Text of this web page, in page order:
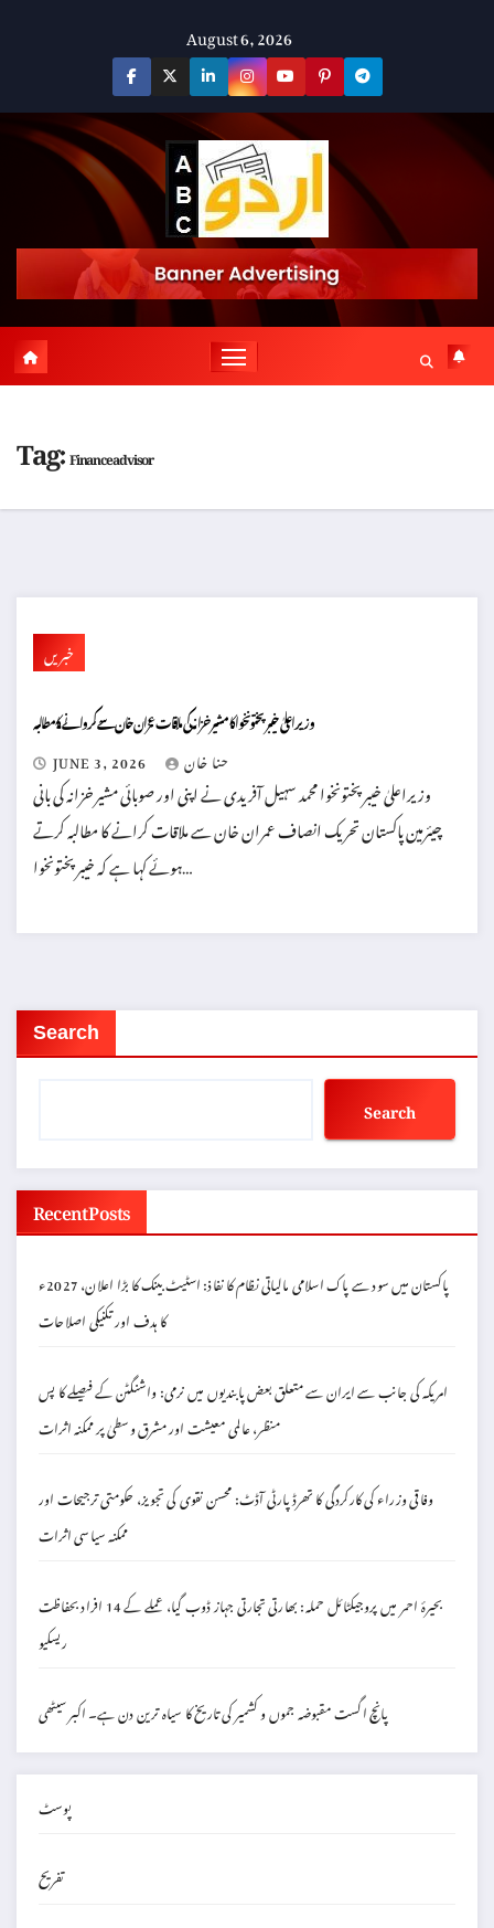
August 6, 2026
Tag:Finance advisor
خبریں
وزیراعلیٰ خیبرپختونخوا کا مشیر خزانہ کی ملاقات عمران خان سے کروانے کا مطالبہ
JUNE 3, 2026
حنا خان
وزیراعلیٰ خیبرپختونخوا محمد سہیل آفریدی نے اپنی اور صوبائی مشیر خزانہ کی بانی
چیئرمین پاکستان تحریک انصاف عمران خان سے ملاقات کرانے کا مطالبہ کرتے
ہوئے کہا ہے کہ خیبرپختونخوا…
Search
Search
Recent Posts
پاکستان میں سود سے پاک اسلامی مالیاتی نظام کا نفاذ: اسٹیٹ بینک کا بڑا اعلان، 2027ء
کا ہدف اور تکنیکی اصلاحات
امریکہ کی جانب سے ایران سے متعلق بعض پابندیوں میں نرمی: واشنگٹن کے فیصلے کا پس
منظر، عالمی معیشت اور مشرق وسطیٰ پر ممکنہ اثرات
وفاقی وزراء کی کارکردگی کا تھرڈ پارٹی آڈٹ: محسن نقوی کی تجویز، حکومتی ترجیحات اور
ممکنہ سیاسی اثرات
بحیرۂ احمر میں پروجیکٹائل حملہ: بھارتی تجارتی جہاز ڈوب گیا، عملے کے 14 افراد بحفاظت
ریسکیو
پانچ اگست مقبوضہ جموں و کشمیر کی تاریخ کا سیاہ ترین دن ہے۔ اکبر سیٹھی
پوسٹ
تفریح